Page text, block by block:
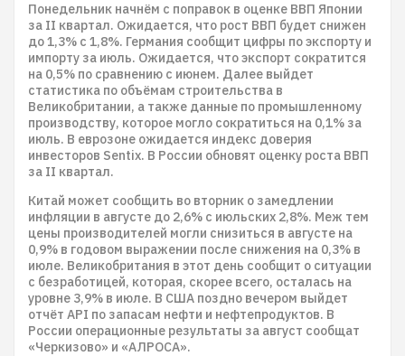
Понедельник начнём с поправок в оценке ВВП Японии
за II квартал. Ожидается, что рост ВВП будет снижен
до 1,3% с 1,8%. Германия сообщит цифры по экспорту и
импорту за июль. Ожидается, что экспорт сократится
на 0,5% по сравнению с июнем. Далее выйдет
статистика по объёмам строительства в
Великобритании, а также данные по промышленному
производству, которое могло сократиться на 0,1% за
июль. В еврозоне ожидается индекс доверия
инвесторов Sentix. В России обновят оценку роста ВВП
за II квартал.
Китай может сообщить во вторник о замедлении
инфляции в августе до 2,6% с июльских 2,8%. Меж тем
цены производителей могли снизиться в августе на
0,9% в годовом выражении после снижения на 0,3% в
июле. Великобритания в этот день сообщит о ситуации
с безработицей, которая, скорее всего, осталась на
уровне 3,9% в июле. В США поздно вечером выйдет
отчёт API по запасам нефти и нефтепродуктов. В
России операционные результаты за август сообщат
«Черкизово» и «АЛРОСА».